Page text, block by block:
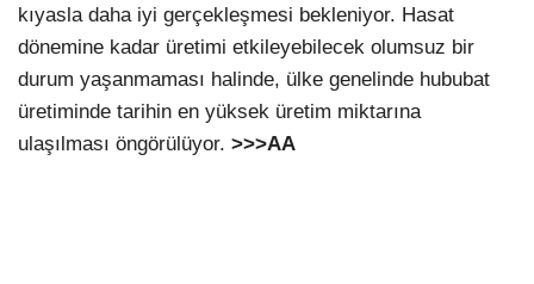
kıyasla daha iyi gerçekleşmesi bekleniyor. Hasat
dönemine kadar üretimi etkileyebilecek olumsuz bir
durum yaşanmaması halinde, ülke genelinde hububat
üretiminde tarihin en yüksek üretim miktarına
ulaşılması öngörülüyor. >>>AA